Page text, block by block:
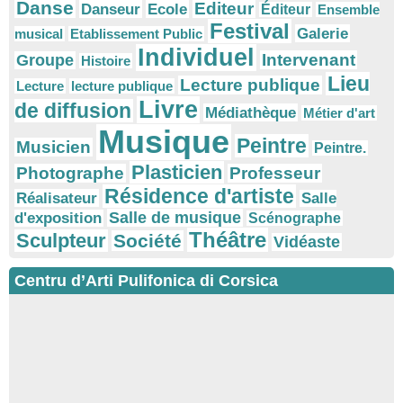
Danse Danseur Ecole Editeur Éditeur Ensemble
musical Etablissement Public Festival Galerie
Groupe Histoire Individuel Intervenant
Lecture lecture publique Lecture publique Lieu
de diffusion Livre Médiathèque Métier d'art
Musicien Musique Peintre Peintre.
Photographe Plasticien Professeur
Réalisateur Résidence d'artiste Salle
d'exposition Salle de musique Scénographe
Sculpteur Société Théâtre Vidéaste
Centru d’Arti Pulifonica di Corsica